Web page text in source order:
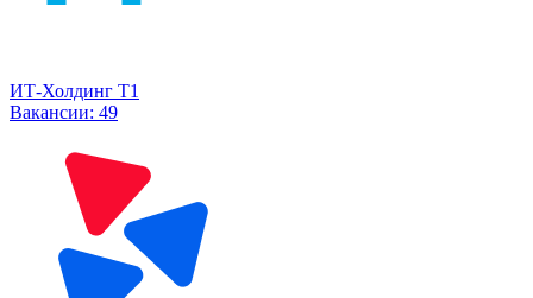
ИТ-Холдинг Т1
Вакансии: 49